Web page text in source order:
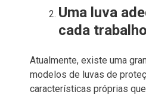
Uma luva
cada
Atualmente, existe uma
modelos de luvas de
características próprias